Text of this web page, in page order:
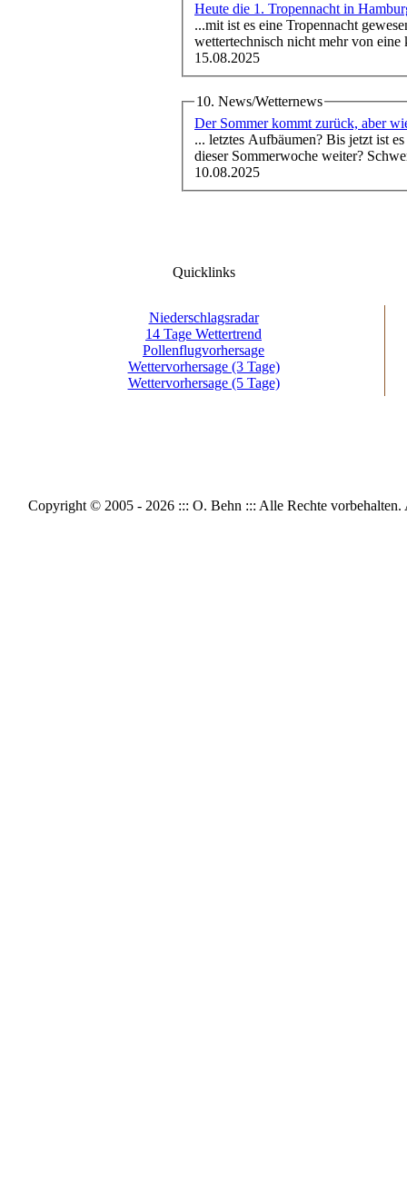
Heute die 1. Tropennacht in
...mit ist es eine Tropennacht
wettertechnisch nicht mehr von eine
15.08.2025
10. News/Wetternews
Der Sommer kommt zurück, aber
... letztes Aufbäumen? Bis jetzt ist
dieser Sommerwoche weiter?
10.08.2025
Quicklinks
Niederschlagsradar
14 Tage Wettertrend
Pollenflugvorhersage
Wettervorhersage (3 Tage)
Wettervorhersage (5 Tage)
Copyright © 2005 - 2026 ::: O. Behn ::: Alle Rechte